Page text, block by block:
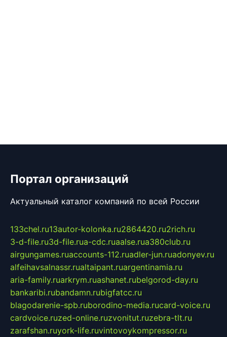
Портал организаций
Актуальный каталог компаний по всей России
133chel.ru13autor-kolonka.ru2864420.ru2rich.ru
3-d-file.ru3d-file.rua-cdc.ruaalse.rua380club.ru
airgungames.ruaccounts-112.ruadler-jun.ruadonyev.ru
alfeihavsalnassr.rualtaipant.ruargentinamia.ru
aria-family.ruarkrym.ruashanet.rubelgorod-day.ru
bankaribi.rubandamn.rubigfatcc.ru
blagodarenie-spb.ruborodino-media.rucard-voice.ru
cardvoice.ruzed-online.ruzvonitut.ruzebra-tlt.ru
zarafshan.ruyork-life.ruvintovoykompressor.ru